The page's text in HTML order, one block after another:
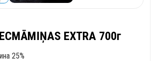
EXTRA 700г
25%